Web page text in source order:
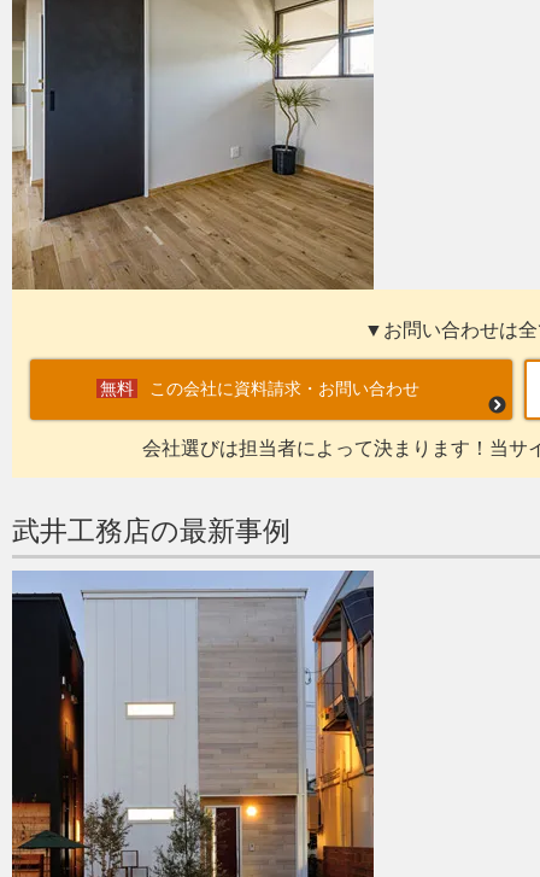
▼お問い合わせは
この会社に資料請求・お問い合わせ
会社選びは担当者によって決まります！当サ
武井工務店の最新事例